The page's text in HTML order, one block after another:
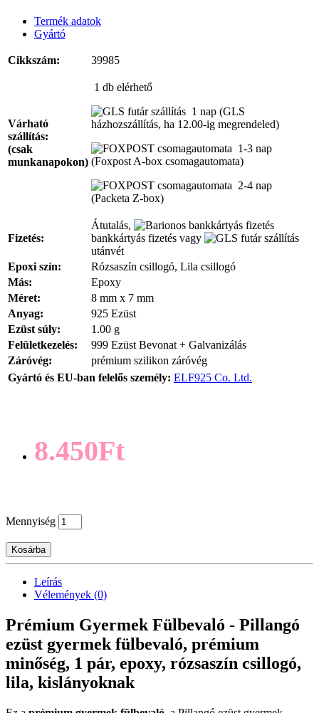
Termék adatok
Gyártó
Cikkszám: 39985
Várható
szállítás:
(csak
munkanapokon)
1 db elérhető
1 nap (GLS
házhozszállítás, ha 12.00-ig megrendeled)
1-3 nap
(Foxpost A-box csomagautomata)
2-4 nap
(Packeta Z-box)
Fizetés:
Átutalás,
bankkártyás fizetés vagy
utánvét
Epoxi szín:
Rózsaszín csillogó, Lila csillogó
Más:
Epoxy
Méret:
8 mm x 7 mm
Anyag:
925 Ezüst
Ezüst súly:
1.00 g
Felületkezelés:
999 Ezüst Bevonat + Galvanizálás
Záróvég:
prémium szilikon záróvég
Gyártó és EU-ban felelős személy: ELF925 Co. Ltd.
8.450Ft
Mennyiség
Kosárba
Leírás
Vélemények (0)
Prémium Gyermek Fülbevaló - Pillangó
ezüst gyermek fülbevaló, prémium
minőség, 1 pár, epoxy, rózsaszín csillogó,
lila, kislányoknak